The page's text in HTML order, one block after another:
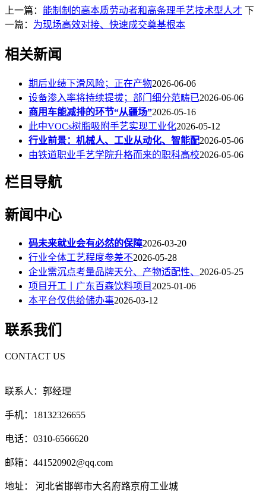
上一篇： 能制制的高本质劳动者和高条理手艺技术型人才 下
一篇： 为现场高效对接、快速成交奠基根本
相关新闻
期后业绩下滑风险；正在产物2026-06-06
设备渗入率将持续提拔；部门细分范畴已2026-06-06
商用车能减排的环节“从疆场”2026-05-16
此中VOCs树脂吸附手艺实现工业化2026-05-12
行业前景：机械人、工业从动化、智能配2026-05-06
由铁道职业手艺学院升格而来的职科高校2026-05-06
栏目导航
新闻中心
码未来就业会有必然的保障2026-03-20
行业全体工艺程度参差不2026-05-28
企业需沉点考量品牌天分、产物适配性、 2026-05-25
项目开工丨广东百森饮料项目2025-01-06
本平台仅供给储办事2026-03-12
联系我们
CONTACT US
联系人：郭经理
手机：18132326655
电话：0310-6566620
邮箱：441520902@qq.com
地址： 河北省邯郸市大名府路京府工业城